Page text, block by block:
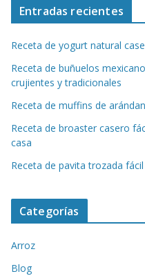
Entradas recientes
Receta de yogurt natural
Receta de buñuelos
crujientes y tradicionales
Receta de muffins de
Receta de broaster casero
casa
Receta de pavita trozada
Categorías
Arroz
Blog